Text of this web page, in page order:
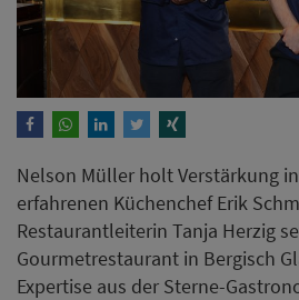
Nelson Müller holt Verstärkung
erfahrenen Küchenchef Erik
Restaurantleiterin Tanja Herzig
Gourmetrestaurant in Bergisch
Expertise aus der Sterne-